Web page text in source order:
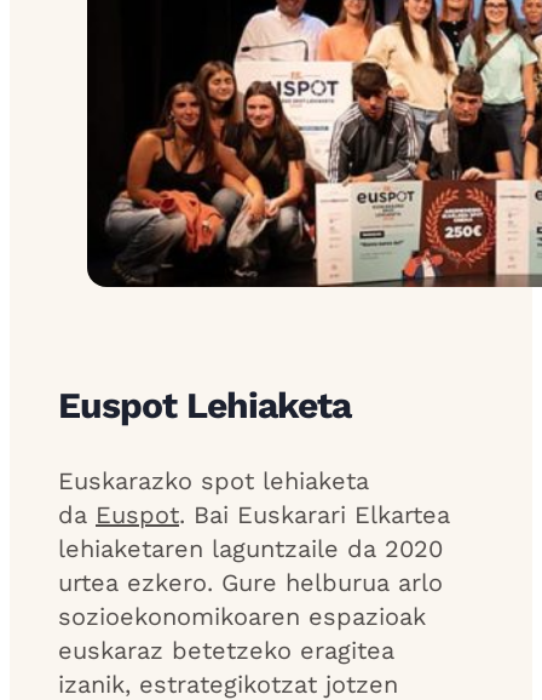
Euspot Lehiaketa
Euskarazko spot lehiaketa
da Euspot. Bai Euskarari Elkartea
lehiaketaren laguntzaile da 2020
urtea ezkero. Gure helburua arlo
sozioekonomikoaren espazioak
euskaraz betetzeko eragitea
izanik, estrategikotzat jotzen